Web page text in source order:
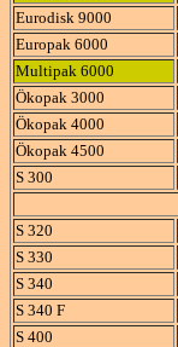
Eurodisk 9000
Europak 6000
Multipak 6000
Ökopak 3000
Ökopak 4000
Ökopak 4500
S 300
S 320
S 330
S 340
S 340 F
S 400